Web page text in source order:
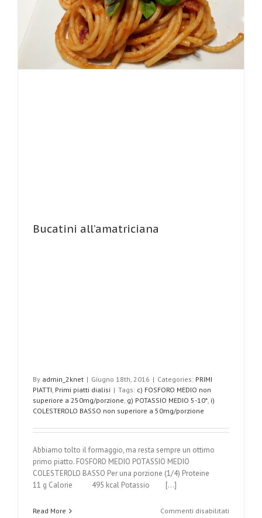
Bucatini all’amatriciana
By admin_2knet | Giugno 18th, 2016 | Categories: PRIMI
PIATTI, Primi piatti dialisi | Tags: c) FOSFORO MEDIO non
superiore a 250mg/porzione, g) POTASSIO MEDIO 5-10*, i)
COLESTEROLO BASSO non superiore a 50mg/porzione
Abbiamo tolto il formaggio, ma resta sempre un ottimo
primo piatto. FOSFORO MEDIO POTASSIO MEDIO
COLESTEROLO BASSO Per una porzione (1/4) Proteine
11 g Calorie 495 kcal Potassio [...]
Read More Commenti disabilitati